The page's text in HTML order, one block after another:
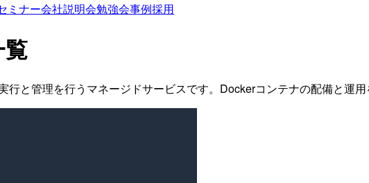
ミナー会社説明会勉強会事例採用
と管理を行うマネージドサービスです。Dockerコンテナの配備と運用